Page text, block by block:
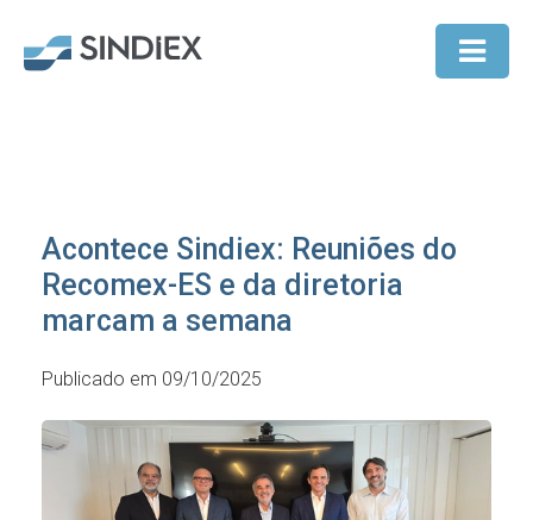
Acontece Sindiex: Reuniões do
Recomex-ES e da diretoria
marcam a semana
Publicado em 09/10/2025